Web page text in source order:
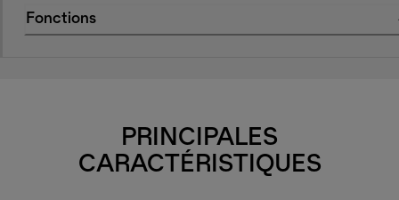
Fonctions
PRINCIPALES
CARACTÉRISTIQUES